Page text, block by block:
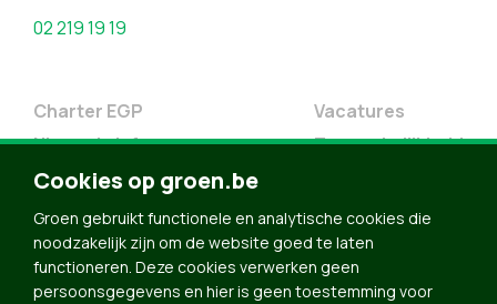
02 219 19 19
Charter EGP
Nieuwsbrief
Doe Mee
Contact
Groen in je buurt
Meldpunt
Vacatures
Toegankelijkheid
Cookies op groen.be
Groen gebruikt functionele en analytische cookies die
noodzakelijk zijn om de website goed te laten
functioneren. Deze cookies verwerken geen
persoonsgegevens en hier is geen toestemming voor